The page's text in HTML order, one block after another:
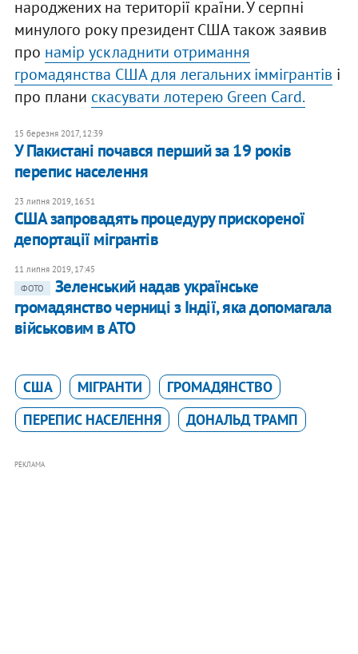
народжених на території країни. У серпні
минулого року президент США також заявив
про намір ускладнити отримання
громадянства США для легальних іммігрантів і
про плани скасувати лотерею Green Card.
15 березня 2017, 12:39
У Пакистані почався перший за 19 років
перепис населення
23 липня 2019, 16:51
США запровадять процедуру прискореної
депортації мігрантів
11 липня 2019, 17:45
ФОТО
Зеленський надав українське
громадянство черниці з Індії, яка допомагала
військовим в АТО
США МІГРАНТИ
ГРОМАДЯНСТВО
ПЕРЕПИС НАСЕЛЕННЯ
ДОНАЛЬД ТРАМП
РЕКЛАМА